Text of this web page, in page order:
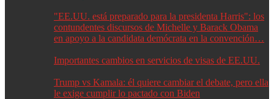
"EE.UU. está preparado para la presidenta Harris": los
contundentes discursos de Michelle y Barack Obama
en apoyo a la candidata demócrata en la convención…
Importantes cambios en servicios de visas de EE.UU.
Trump vs Kamala: él quiere cambiar el debate, pero ella
le exige cumplir lo pactado con Biden